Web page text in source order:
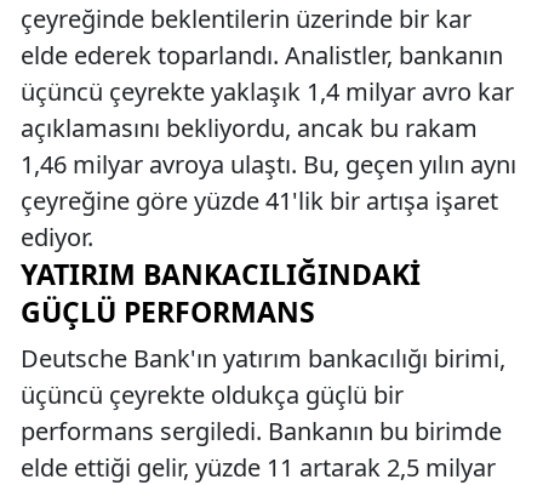
çeyreğinde beklentilerin üzerinde bir kar
elde ederek toparlandı. Analistler, bankanın
üçüncü çeyrekte yaklaşık 1,4 milyar avro kar
açıklamasını bekliyordu, ancak bu rakam
1,46 milyar avroya ulaştı. Bu, geçen yılın aynı
çeyreğine göre yüzde 41'lik bir artışa işaret
ediyor.
YATIRIM BANKACILIĞINDAKI
GÜÇLÜ PERFORMANS
Deutsche Bank'ın yatırım bankacılığı birimi,
üçüncü çeyrekte oldukça güçlü bir
performans sergiledi. Bankanın bu birimde
elde ettiği gelir, yüzde 11 artarak 2,5 milyar